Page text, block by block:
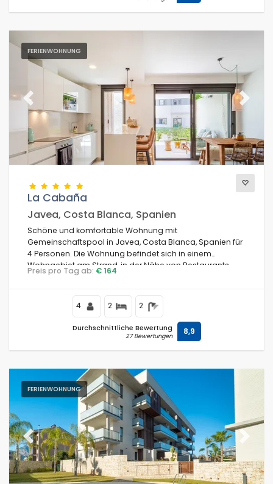
FERIENWOHNUNG
Previous Next
La Cabaña
Javea, Costa Blanca, Spanien
Schöne und komfortable Wohnung mit
Gemeinschaftspool in Javea, Costa Blanca, Spanien für
4 Personen. Die Wohnung befindet sich in einem
Wohngebiet am Strand, in der Nähe von Restaurants
und Bars, Geschäften und Supermärkten, und nur 200 m
Preis pro Tag ab: € 164
4 2 2
Durchschnittliche Bewertung
27 Bewertungen 8,9
FERIENWOHNUNG
Previous Next